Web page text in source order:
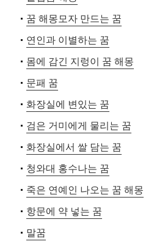
꿈 해몽모자 만드는 꿈
연인과 이별하는 꿈
몸에 감긴 지렁이 꿈 해몽
문패 꿈
화장실에 변있는 꿈
검은 거미에게 물리는 꿈
화장실에서 쌀 담는 꿈
청와대 홍수나는 꿈
죽은 연예인 나오는 꿈 해몽
항문에 약 넣는 꿈
말꿈